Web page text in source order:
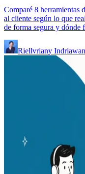
Comparé 8 herramientas
al cliente según lo que
de forma segura y dónde
Riellvriany Indriawan